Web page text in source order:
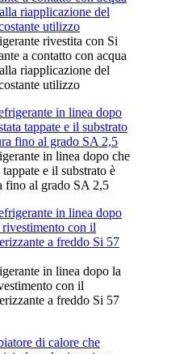
rivestita con Si
a contatto con acqua
riapplicazione del
utilizzo
in linea dopo che
e il substrato è
fino al grado SA 2,5
in linea dopo la
con il
a freddo Si 57